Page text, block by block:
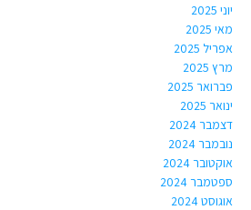
יוני 2025
מאי 2025
אפריל 2025
מרץ 2025
פברואר 2025
ינואר 2025
דצמבר 2024
נובמבר 2024
אוקטובר 2024
ספטמבר 2024
אוגוסט 2024